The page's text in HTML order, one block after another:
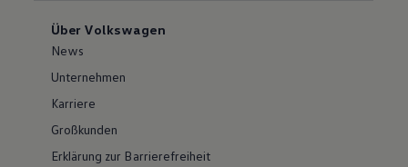
Über Volkswagen
News
Unternehmen
Karriere
Großkunden
Erklärung zur Barrierefreiheit